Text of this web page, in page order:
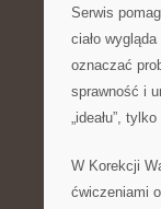
Serwis
ciało
oznaczać
sprawność i
„ideału”,
W Korekcji
ćwiczeniami